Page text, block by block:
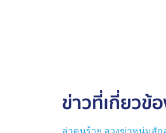
เมื่อคืนนี้ (18 มี.ค.)
ประกันตัวในชั้นสอบ
ไปส่งฟ้องต่อศาลเย
ข่าวที่เกี่ยวข้
ล่าคนร้าย ลวงฆ่าหนุ่มสัก